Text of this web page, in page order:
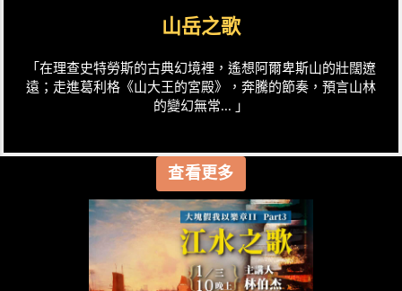
山岳之歌
「在理查史特勞斯的古典幻境裡，遙想阿爾卑斯山的壯闊遼
遠；走進葛利格《山大王的宮殿》，奔騰的節奏，預言山林
的變幻無常... 」
查看更多